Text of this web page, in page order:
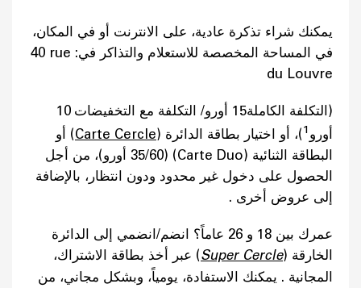
يمكنك شراء تذكرة عادية، على الانترنت أو في المكان،
في المساحة المخصصة للاستعلام والتذاكر في: 40 rue
du Louvre
(التكلفة الكاملة15 أورو/ التكلفة مع التخفيضات 10
أورو1)، أو اختيار بطاقة الدائرة (Carte Cercle) أو
البطاقة الثنائية (Carte Duo
) (35/60 أورو)، من أجل
الحصول على دخول غير محدود ودون انتظار، بالإضافة
إلى عروض أخرى .
عمرك بين 18 و 26 عاماً؟ انضم/انضمي إلى الدائرة
الخارقة (Super Cercle) عبر أخذ بطاقة الاشتراك،
المجانية . يمكنك الاستفادة، يومياً، وبشكل مجاني، من